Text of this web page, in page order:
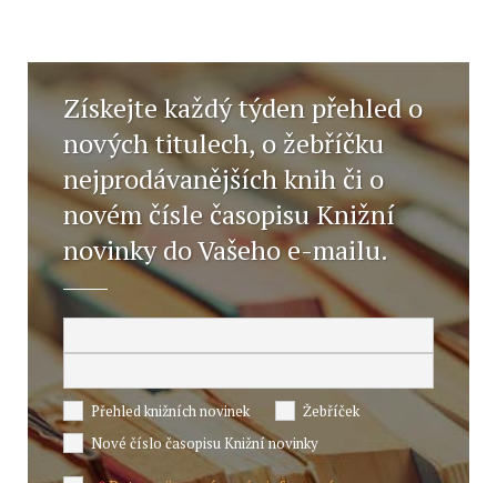
Získejte každý týden přehled o
nových titulech, o žebříčku
nejprodávanějších knih či o
novém čísle časopisu Knižní
novinky do Vašeho e-mailu.
Přehled knižních novinek
Žebříček
Nové číslo časopisu Knižní novinky